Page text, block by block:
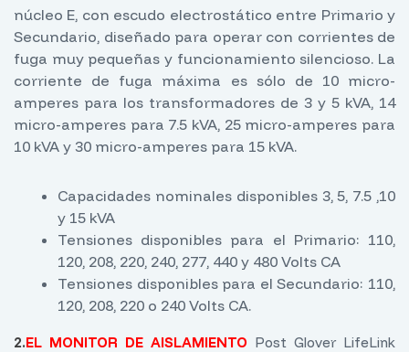
núcleo E, con escudo electrostático entre Primario y
Secundario, diseñado para operar con corrientes de
fuga muy pequeñas y funcionamiento silencioso. La
corriente de fuga máxima es sólo de 10 micro-
amperes para los transformadores de 3 y 5 kVA, 14
micro-amperes para 7.5 kVA, 25 micro-amperes para
10 kVA y 30 micro-amperes para 15 kVA.
Capacidades nominales disponibles 3, 5, 7.5 ,10
y 15 kVA
Tensiones disponibles para el Primario: 110,
120, 208, 220, 240, 277, 440 y 480 Volts CA
Tensiones disponibles para el Secundario: 110,
120, 208, 220 o 240 Volts CA.
2.EL MONITOR DE AISLAMIENTO Post Glover LifeLink